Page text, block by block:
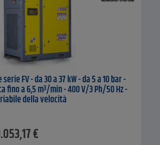
FV - da 30 a 37 kW - da 5 a 10 bar -
a 6,5 m³/min - 400 V/3 Ph/50 Hz -
della velocità
€